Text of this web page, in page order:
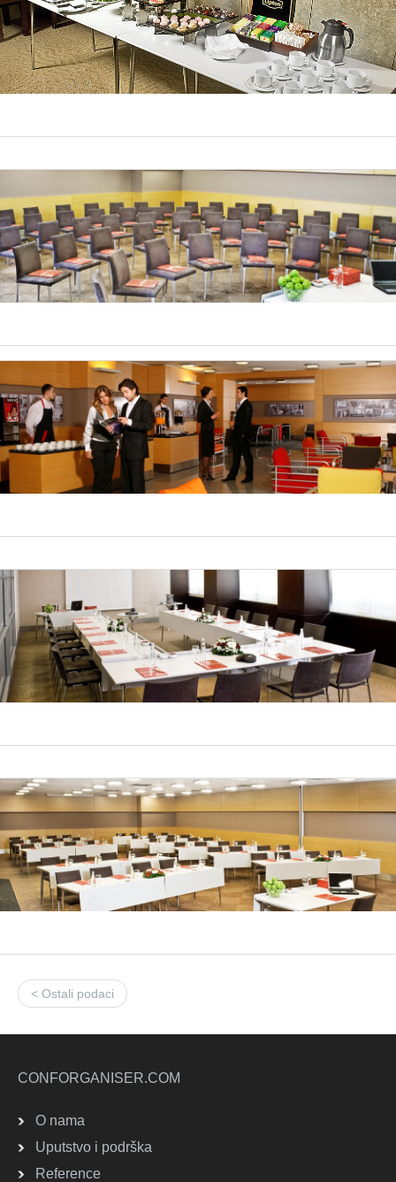
< Ostali podaci
CONFORGANISER.COM
O nama
Uputstvo i podrška
Reference